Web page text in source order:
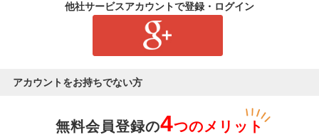
他社サービスアカウントで登録・ログイン
アカウントをお持ちでない方
無料会員登録の4つのメリット